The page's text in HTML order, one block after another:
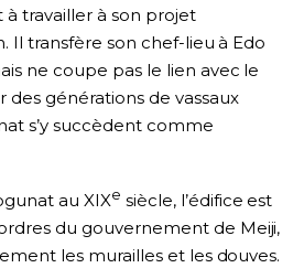
à travailler à son projet
Il transfère son chef-lieu à Edo
ne coupe pas le lien avec le
des générations de vassaux
s’y succèdent comme
au XIXe siècle, l’édifice est
du gouvernement de Meiji,
les murailles et les douves.